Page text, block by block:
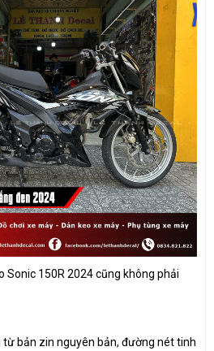
Sonic 150R 2024 cũng không phải
từ bản zin nguyên bản, đường nét tinh